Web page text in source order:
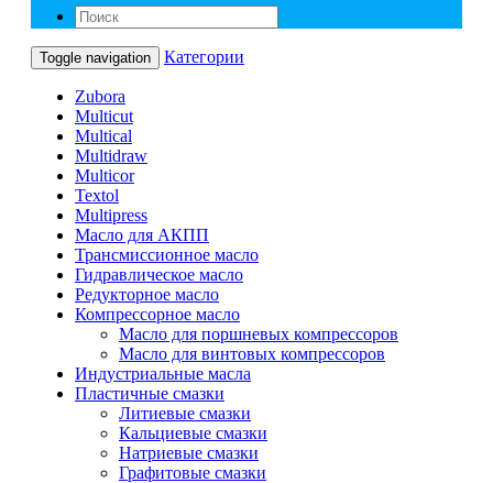
Toggle navigation Категории
Zubora
Multicut
Multical
Multidraw
Multicor
Textol
Multipress
Масло для АКПП
Трансмиссионное масло
Гидравлическое масло
Редукторное масло
Компрессорное масло
Масло для поршневых компрессоров
Масло для винтовых компрессоров
Индустриальные масла
Пластичные смазки
Литиевые смазки
Кальциевые смазки
Натриевые смазки
Графитовые смазки